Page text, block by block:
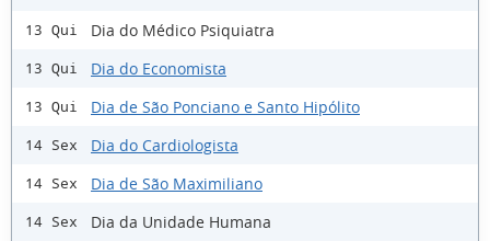
13 Qui Dia do Médico Psiquiatra
13 Qui Dia do Economista
13 Qui Dia de São Ponciano e Santo Hipólito
14 Sex Dia do Cardiologista
14 Sex Dia de São Maximiliano
14 Sex Dia da Unidade Humana